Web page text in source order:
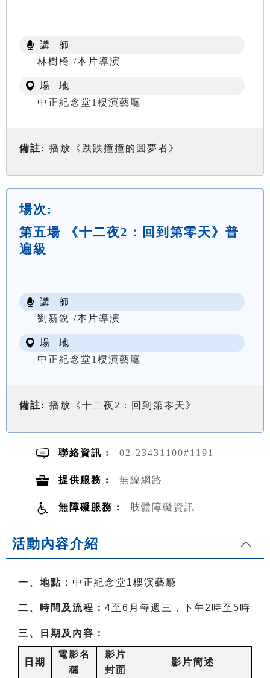
講 師
林樹橋 /本片導演
場 地
中正紀念堂1樓演藝廳
備註: 播放《跌跌撞撞的圓夢者》
場次:
第五場 《十二夜2：回到第零天》普
遍級
講 師
劉新銳 /本片導演
場 地
中正紀念堂1樓演藝廳
備註: 播放《十二夜2：回到第零天》
聯絡資訊 : 02-23431100#1191
提供服務 : 無線網路
無障礙服務 : 肢體障礙資訊
活動內容介紹
一、地點： 中正紀念堂1樓演藝廳
二、時間及流程： 4至6月每週三，下午2時至5時
三、日期及內容：
日期
電影名
稱
影片
封面
影片簡述